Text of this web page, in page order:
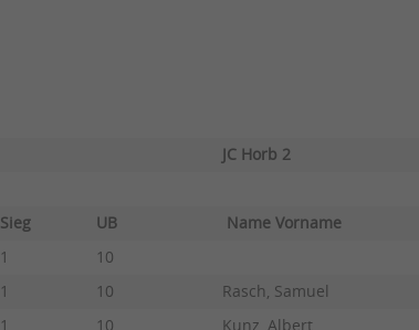
JC Horb 2
Sieg UB Name Vorname
1 10
1 10 Rasch, Samuel
1 10 Kunz, Albert